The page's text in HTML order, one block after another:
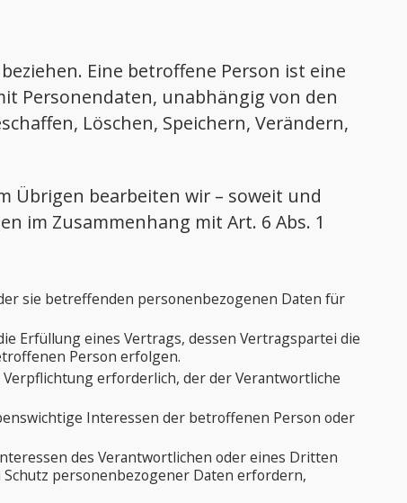
Eine betroffene Person ist eine
Personendaten, unabhängig von den
Löschen, Speichern, Verändern,
Übrigen bearbeiten wir – soweit und
im Zusammenhang mit Art. 6 Abs. 1
sie betreffenden personenbezogenen Daten für
Erfüllung eines Vertrags, dessen Vertragspartei die
Person erfolgen.
erforderlich, der der Verantwortliche
Interessen der betroffenen Person oder
des Verantwortlichen oder eines Dritten
personenbezogener Daten erfordern,